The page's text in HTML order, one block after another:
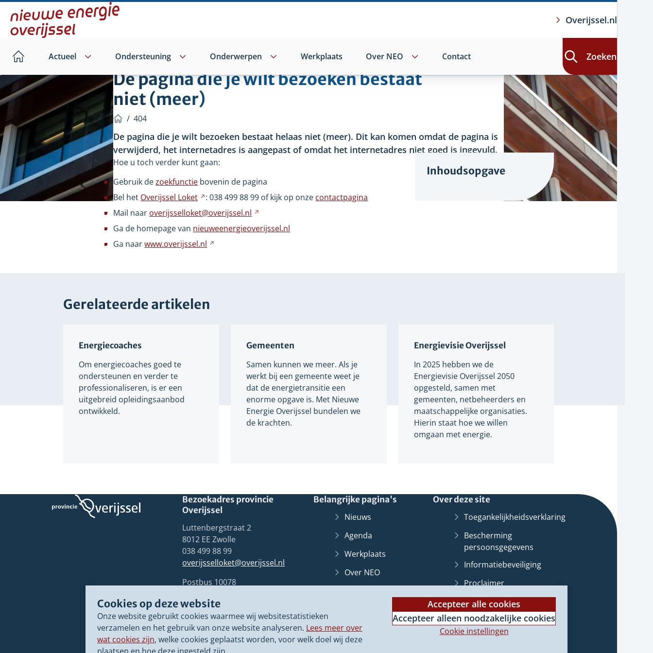
Cookies op deze website
Onze website gebruikt cookies waarmee wij websitestatistieken
verzamelen en het gebruik van onze website analyseren. Lees meer over
wat cookies zijn, welke cookies geplaatst worden, voor welk doel wij deze
Accepteer alle cookies
Accepteer alleen noodzakelijke cookies
Cookie instellingen
naar
hoofdinhoud
Overijssel.nl
Home
Actueel Ondersteuning Onderwerpen Werkplaats Over NEO Contact Zoeken
De pagina die je wilt bezoeken bestaat
niet (meer)
/ 404
De pagina die je wilt bezoeken bestaat helaas niet (meer). Dit kan komen omdat de pagina is
verwijderd, het internetadres is aangepast of omdat het internetadres niet goed is ingevuld.
Hoe u toch verder kunt gaan:
Gebruik dezoekfunctie bovenin de pagina
Bel het Overijssel Loket
Verwijst
naar
andere
website
: 0384998899 of kijk op onze contactpagina
Mail naar overijsselloket@overijssel.nl
naar
een
Ga de homepage van nieuweenergieoverijssel.nl
Ga naarwww.overijssel.nl
Inhoudsopgave
Gerelateerde artikelen
Energiecoaches
Om energiecoaches goed te
ondersteunen en verder te
professionaliseren, is er een
uitgebreid opleidingsaanbod
ontwikkeld.
Gemeenten
Samen kunnen we meer. Als je
werkt bij een gemeente weet je
dat de energietransitie een
enorme opgave is. Met Nieuwe
Energie Overijssel bundelen we
de krachten.
Energievisie Overijssel
In 2025 hebben we de
Energievisie Overijssel 2050
opgesteld, samen met
gemeenten, netbeheerders en
maatschappelijke organisaties.
Hierin staat hoe we willen
omgaan met energie.
Bezoekadres provincie
Overijssel
Luttenbergstraat 2
8012 EE Zwolle
038 499 88 99
overijsselloket@overijssel.nl
Postbus 10078
Belangrijke pagina's
Nieuws
Agenda
Werkplaats
Over NEO
een
andere
website)
Over deze site
Toegankelijkheidsverklaring
Bescherming
persoonsgegevens
Informatiebeveiliging
Proclaimer
Cookieverklaring
Archief van dezewebsite